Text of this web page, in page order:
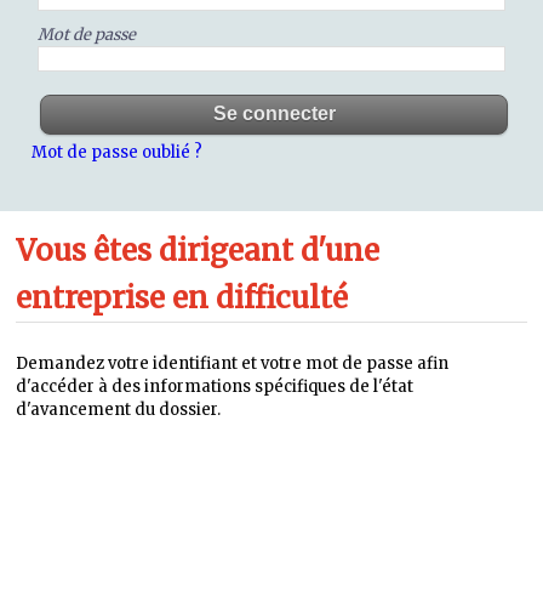
Mot de passe
Mot de passe oublié ?
Vous êtes dirigeant d'une
entreprise en difficulté
Demandez votre identifiant et votre mot de passe afin
d'accéder à des informations spécifiques de l'état
d'avancement du dossier.